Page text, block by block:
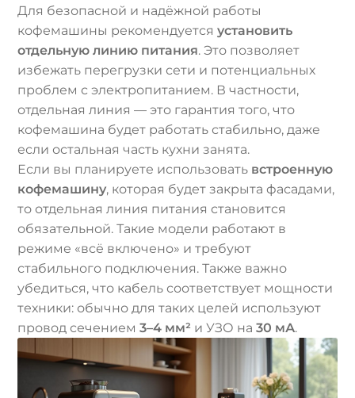
Для безопасной и надёжной работы
кофемашины рекомендуетсяустановить
отдельную линию питания. Это позволяет
избежать перегрузки сети и потенциальных
проблем с электропитанием. В частности,
отдельная линия — это гарантия того, что
кофемашина будет работать стабильно, даже
если остальная часть кухни занята.
Если вы планируете использовать встроенную
кофемашину, которая будет закрыта фасадами,
то отдельная линия питания становится
обязательной. Такие модели работают в
режиме «всё включено» и требуют
стабильного подключения. Также важно
убедиться, что кабель соответствует мощности
техники: обычно для таких целей используют
провод сечением3–4 мм² и УЗО на30 мА.